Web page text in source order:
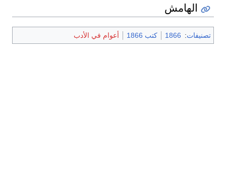
الهامش
تصنيفات:
1866 كتب 1866 أعوام في الأدب